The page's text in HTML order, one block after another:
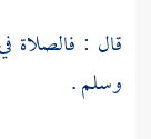
قال : فالصلاة
وسلم .